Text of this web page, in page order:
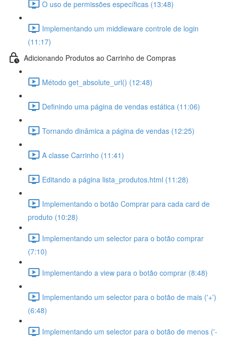
O uso de permissões específicas (13:48)
Implementando um middleware controle de login
(11:17)
Adicionando Produtos ao Carrinho de Compras
Método get_absolute_url() (12:48)
Definindo uma página de vendas estática (11:06)
Tornando dinâmica a página de vendas (12:25)
A classe Carrinho (11:41)
Editando a página lista_produtos.html (11:28)
Implementando o botão Comprar para cada card de
produto (10:28)
Implementando um selector para o botão comprar
(7:10)
Implementando a view para o botão comprar (8:48)
Implementando um selector para o botão de mais ('+')
(6:48)
Implementando um selector para o botão de menos ('-